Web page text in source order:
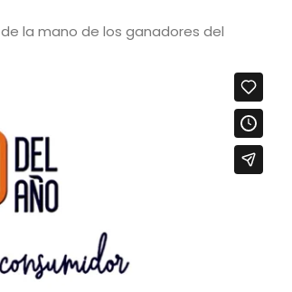
de la mano de los ganadores del